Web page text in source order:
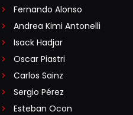
Fernando Alonso
Andrea Kimi Antonelli
Isack Hadjar
Oscar Piastri
Carlos Sainz
Sergio Pérez
Esteban Ocon